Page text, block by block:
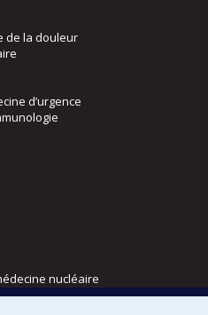
de la douleur
d’urgence
nucléaire